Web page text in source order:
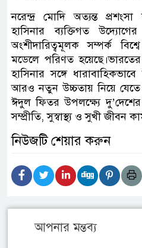
নরেন্দ্র মোদি অত্যন্ত প্রশংসা
হাসিনার ব্যক্তিগত
অংশীদারিত্বমূলক সম্পর্ক
মডেলে পরিণত হয়েছে।ভারতের
হাসিনার সঙ্গে
আরও নতুন উচ্চতায় নিয়ে যেতে
ঈদুল ফিতর উপলক্ষ্যে দু’দেশের
সম্প্রীতি, সুস্বাস্থ্য ও সুখী জীবন
নিউজটি শেয়ার করুন
আপনার মন্তব্য